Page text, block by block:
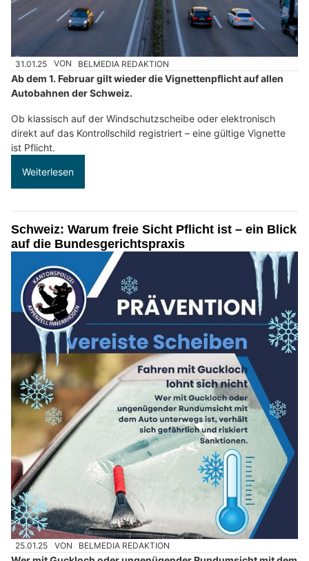
31.01.25 VON BELMEDIA REDAKTION
Ab dem 1. Februar gilt wieder die Vignettenpflicht auf allen
Autobahnen der Schweiz.
Ob klassisch auf der Windschutzscheibe oder elektronisch
direkt auf das Kontrollschild registriert – eine gültige Vignette
ist Pflicht.
Weiterlesen
Schweiz: Warum freie Sicht Pflicht ist – ein Blick
auf die Bundesgerichtspraxis
25.01.25 VON BELMEDIA REDAKTION